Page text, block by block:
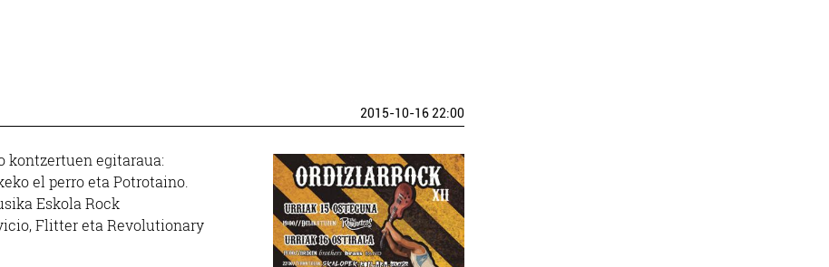
2015-10-16 22:00
kontzertuen egitaraua:
el perro eta Potrotaino.
Eskola Rock
Flitter eta Revolutionary